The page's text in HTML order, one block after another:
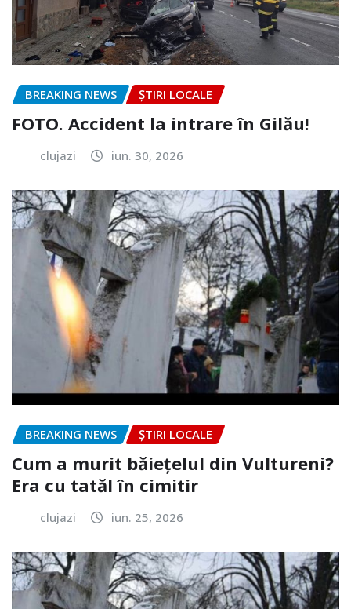
BREAKING NEWS ȘTIRI LOCALE
FOTO. Accident la intrare în Gilău!
clujazi iun. 30, 2026
BREAKING NEWS ȘTIRI LOCALE
Cum a murit băiețelul din Vultureni?
Era cu tatăl în cimitir
clujazi iun. 25, 2026